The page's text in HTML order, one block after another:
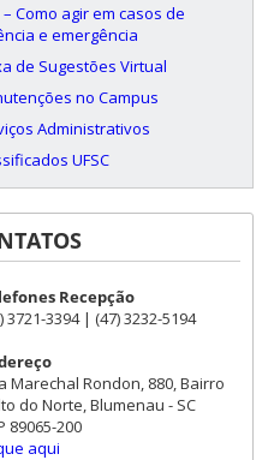
– Como agir em casos de
e emergência
de Sugestões Virtual
no Campus
Administrativos
UFSC
Recepção
3721-3394 | (47) 3232-5194
Marechal Rondon, 880, Bairro
do Norte, Blumenau - SC
89065-200
aqui